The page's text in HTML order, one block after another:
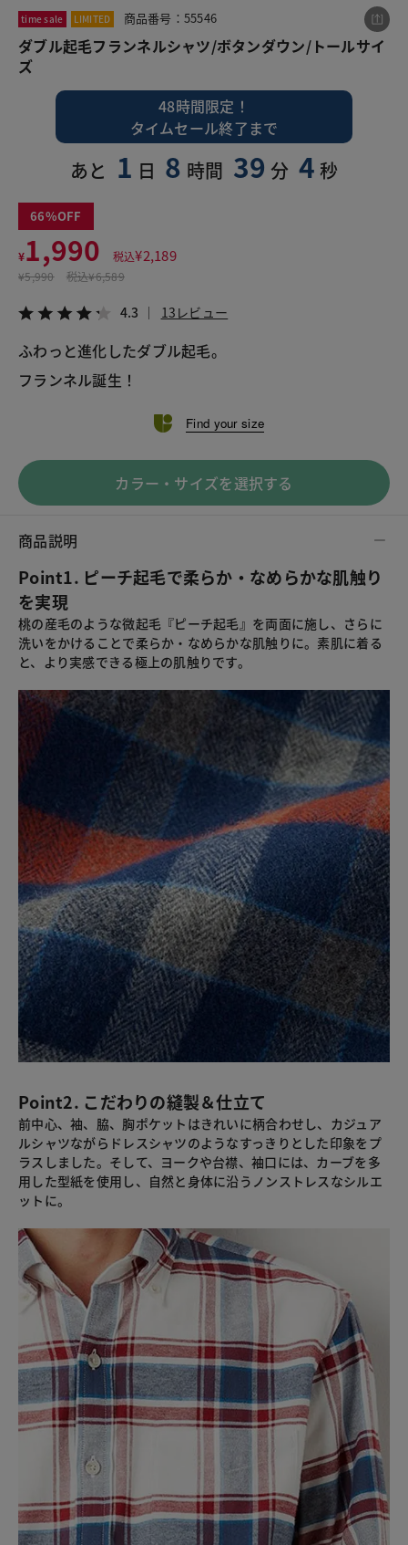
time sale LIMITED 商品番号：55546
ダブル起毛フランネルシャツ/ボタンダウン/トールサイ
ズ
48時間限定！
タイムセール終了まで
あと 1 日 8 時間 39 分 3 秒
66
¥1,990 税込¥2,189
¥5,990 税込¥6,589
4.3 13レビュー
ふわっと進化したダブル起毛。
フランネル誕生！
Find your size
カラー・サイズを選択する
商品説明
Point1. ピーチ起毛で柔らか・なめらかな肌触り
を実現
桃の産毛のような微起毛『ピーチ起毛』を両面に施し、さらに
洗いをかけることで柔らか・なめらかな肌触りに。素肌に着る
と、より実感できる極上の肌触りです。
Point2. こだわりの縫製＆仕立て
前中心、袖、脇、胸ポケットはきれいに柄合わせし、カジュア
ルシャツながらドレスシャツのようなすっきりとした印象をプ
ラスしました。そして、ヨークや台襟、袖口には、カーブを多
用した型紙を使用し、自然と身体に沿うノンストレスなシルエ
ットに。
ダブル起毛フランネルシャツ/ボタンダウン/トールサ
イズ
LINE X メール